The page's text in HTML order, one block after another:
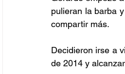
pulieran la barba
compartir más.
Decidieron irse a
de 2014 y